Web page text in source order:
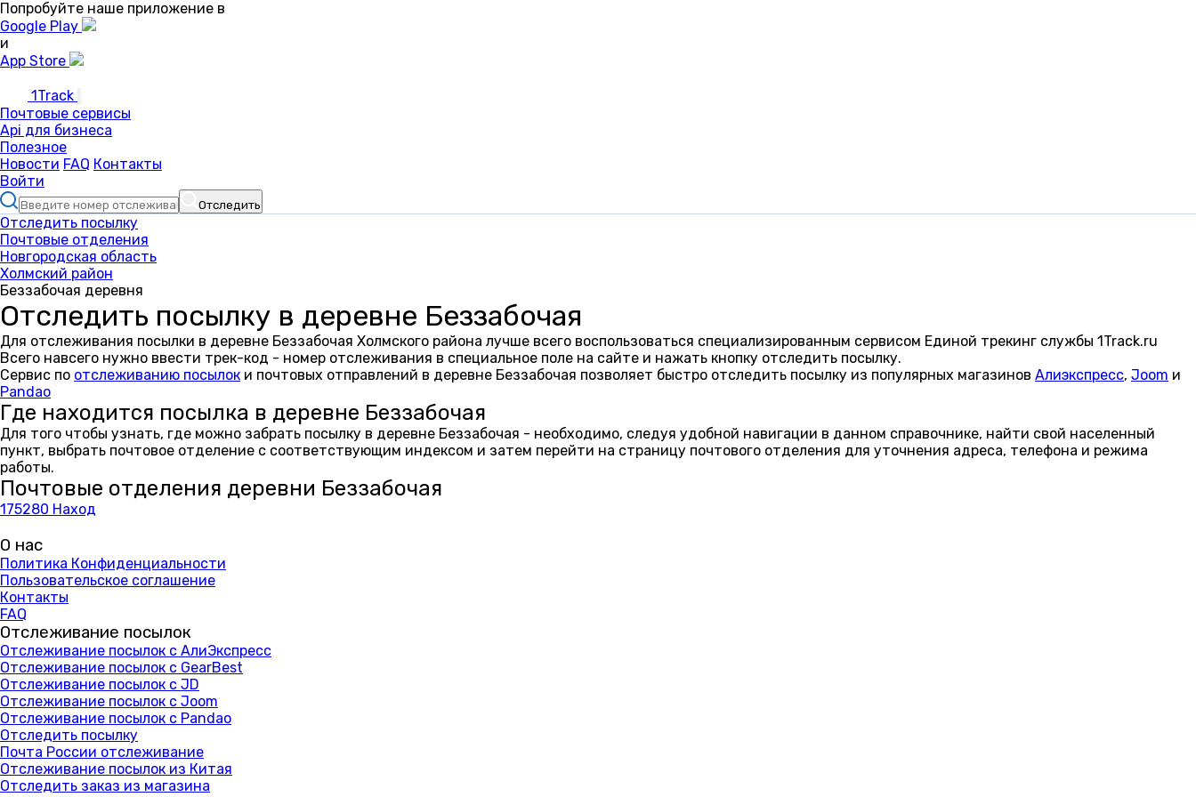
Попробуйте наше приложение в
Google Play
и
App Store
1Track
Почтовые сервисы
Api для бизнеса
Полезное
Новости FAQ Контакты
Войти
Отследить
Отследить посылку
Почтовые отделения
Новгородская область
Холмский район
Беззабочая деревня
Отследить посылку в деревне Беззабочая
Для отслеживания посылки в деревне Беззабочая Холмского района лучше всего воспользоваться специализированным сервисом Единой трекинг службы 1Track.ru
Всего навсего нужно ввести трек-код - номер отслеживания в специальное поле на сайте и нажать кнопку отследить посылку.
Сервис по отслеживанию посылок и почтовых отправлений в деревне Беззабочая позволяет быстро отследить посылку из популярных магазинов Алиэкспресс, Joom и
Pandao
Где находится посылка в деревне Беззабочая
Для того чтобы узнать, где можно забрать посылку в деревне Беззабочая - необходимо, следуя удобной навигации в данном справочнике, найти свой населенный
пункт, выбрать почтовое отделение с соответствующим индексом и затем перейти на страницу почтового отделения для уточнения адреса, телефона и режима
работы.
Почтовые отделения деревни Беззабочая
175280 Наход
О нас
Политика Конфиденциальности
Пользовательское соглашение
Контакты
FAQ
Отслеживание посылок
Отслеживание посылок с АлиЭкспресс
Отслеживание посылок с GearBest
Отслеживание посылок с JD
Отслеживание посылок с Joom
Отслеживание посылок с Pandao
Отследить посылку
Почта России отслеживание
Отслеживание посылок из Китая
Отследить заказ из магазина